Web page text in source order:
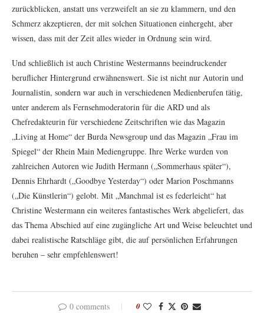
zurückblicken, anstatt uns verzweifelt an sie zu klammern, und den
Schmerz akzeptieren, der mit solchen Situationen einhergeht, aber
wissen, dass mit der Zeit alles wieder in Ordnung sein wird.
Und schließlich ist auch Christine Westermanns beeindruckender
beruflicher Hintergrund erwähnenswert. Sie ist nicht nur Autorin und
Journalistin, sondern war auch in verschiedenen Medienberufen tätig,
unter anderem als Fernsehmoderatorin für die ARD und als
Chefredakteurin für verschiedene Zeitschriften wie das Magazin
„Living at Home“ der Burda Newsgroup und das Magazin „Frau im
Spiegel“ der Rhein Main Mediengruppe. Ihre Werke wurden von
zahlreichen Autoren wie Judith Hermann („Sommerhaus später“),
Dennis Ehrhardt („Goodbye Yesterday“) oder Marion Poschmanns
(„Die Künstlerin“) gelobt. Mit „Manchmal ist es federleicht“ hat
Christine Westermann ein weiteres fantastisches Werk abgeliefert, das
das Thema Abschied auf eine zugängliche Art und Weise beleuchtet und
dabei realistische Ratschläge gibt, die auf persönlichen Erfahrungen
beruhen – sehr empfehlenswert!
0 comments 0